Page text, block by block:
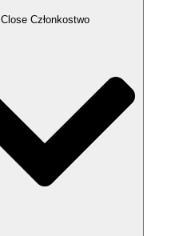
Close Członkostwo